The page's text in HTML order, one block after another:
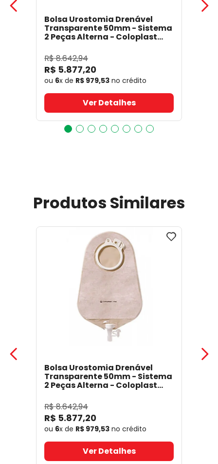
Bolsa Urostomia Drenável
Transparente 50mm - Sistema
2 Peças Alterna - Coloplast
R$8.642,94
R$ 5.877,20
ou 6x de R$ 979,53 no crédito
Ver Detalhes
Produtos Similares
Bolsa Urostomia Drenável
Transparente 50mm - Sistema
2 Peças Alterna - Coloplast
R$8.642,94
R$ 5.877,20
ou 6x de R$ 979,53 no crédito
Ver Detalhes